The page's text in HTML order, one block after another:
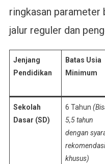
ringkasan parameter
jalur reguler dan
Jenjang
Pendidikan
Batas Usia
Minimum
Sekolah
Dasar (SD)
6 Tahun
5,5 tahun
dengan
rekomendasi
khusus)